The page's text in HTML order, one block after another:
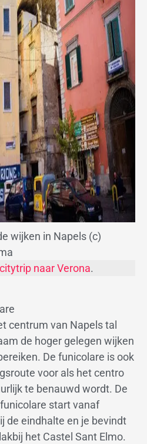
wijken in Napels (c)
naar Verona.
centrum van Napels tal
de hoger gelegen wijken
De funicolare is ook
voor als het centro
te benauwd wordt. De
start vanaf
de eindhalte en je bevindt
het Castel Sant Elmo.